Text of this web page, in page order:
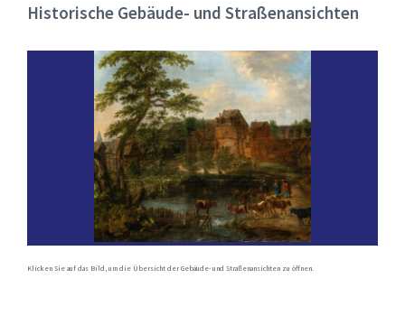
Historische Gebäude- und Straßenansichten
Klicken Sie auf das Bild, um die Übersicht der Gebäude- und Straßenansichten zu öffnen.